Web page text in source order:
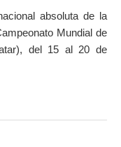
absoluta de la
Mundial de
del 15 al 20 de